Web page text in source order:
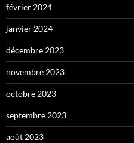
février 2024
janvier 2024
décembre 2023
novembre 2023
octobre 2023
septembre 2023
août 2023